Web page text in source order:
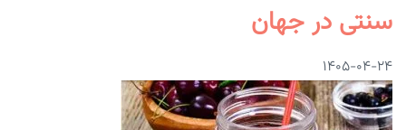
سنتی در جهان
۱۴۰۵-۰۴-۲۴